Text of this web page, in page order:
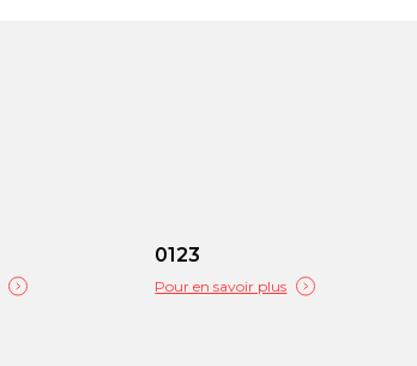
0123
Pour en savoir plus